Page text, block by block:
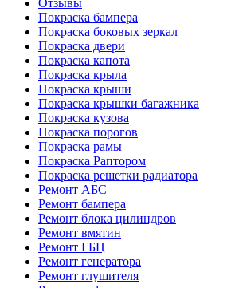
Отзывы
Покраска бампера
Покраска боковых зеркал
Покраска двери
Покраска капота
Покраска крыла
Покраска крыши
Покраска крышки багажника
Покраска кузова
Покраска порогов
Покраска рамы
Покраска Раптором
Покраска решетки радиатора
Ремонт АБС
Ремонт бампера
Ремонт блока цилиндров
Ремонт вмятин
Ремонт ГБЦ
Ремонт генератора
Ремонт глушителя